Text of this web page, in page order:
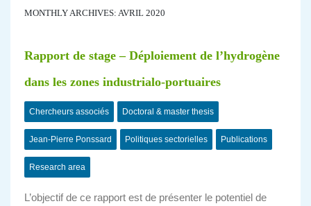
MONTHLY ARCHIVES: AVRIL 2020
Rapport de stage – Déploiement de l’hydrogène
dans les zones industrialo-portuaires
Chercheurs associés Doctoral & master thesis
Jean-Pierre Ponssard Politiques sectorielles Publications
Research area
L’objectif de ce rapport est de présenter le potentiel de